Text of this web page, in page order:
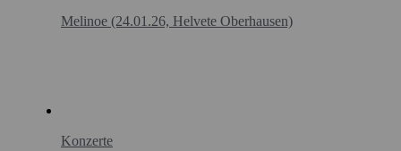
Melinoe (24.01.26, Helvete Oberhausen)
Konzerte